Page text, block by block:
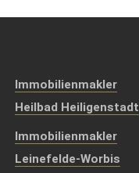
Immobilienmakler
Heilbad Heiligenstadt
Immobilienmakler
Leinefelde-Worbis